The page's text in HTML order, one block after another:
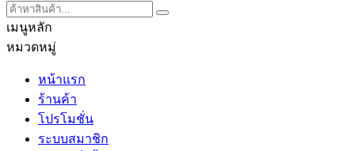
เมนูหลัก
หมวดหมู่
หน้าแรก
ร้านค้า
โปรโมชั่น
ระบบสมาชิก